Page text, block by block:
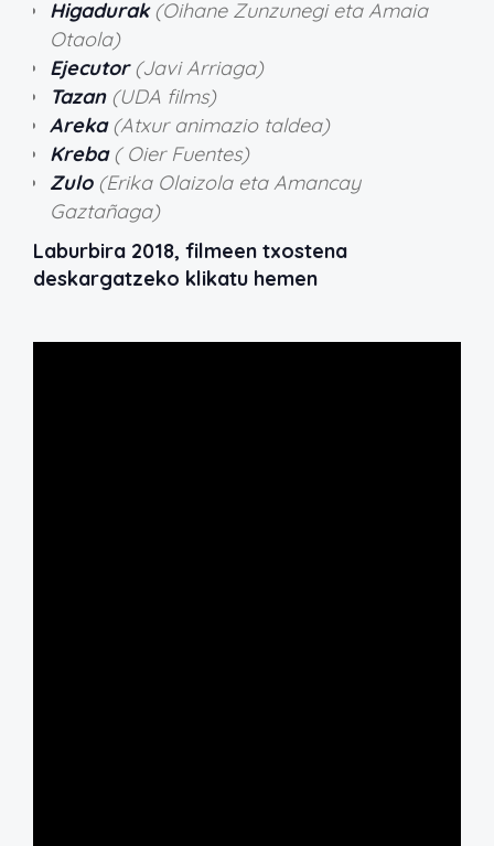
Higadurak(Oihane Zunzunegi eta Amaia
Otaola)
Ejecutor(Javi Arriaga)
Tazan (UDA films)
Areka(Atxur animazio taldea)
Kreba( Oier Fuentes)
Zulo(Erika Olaizola eta Amancay
Gaztañaga)
Laburbira 2018, filmeen txostena
deskargatzeko klikatu hemen